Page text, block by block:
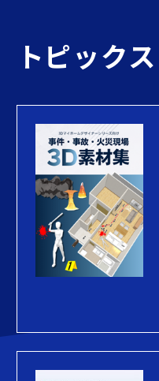
トピックス